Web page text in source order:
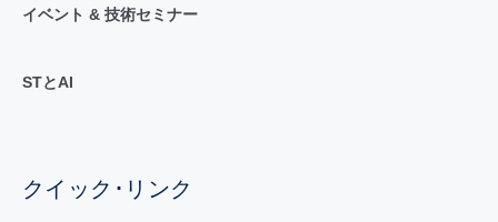
イベント & 技術セミナー
STとAI
クイック･リンク